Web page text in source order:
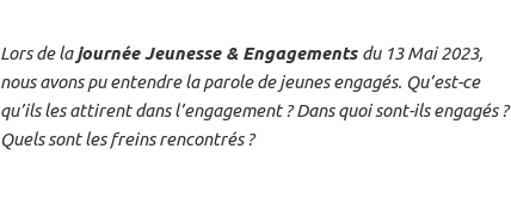
Lors de lajournée Jeunesse & Engagements du 13 Mai 2023,
nous avons pu entendre la parole de jeunes engagés. Qu’est-ce
qu’ils les attirent dans l’engagement ? Dans quoi sont-ils engagés ?
Quels sont les freins rencontrés ?